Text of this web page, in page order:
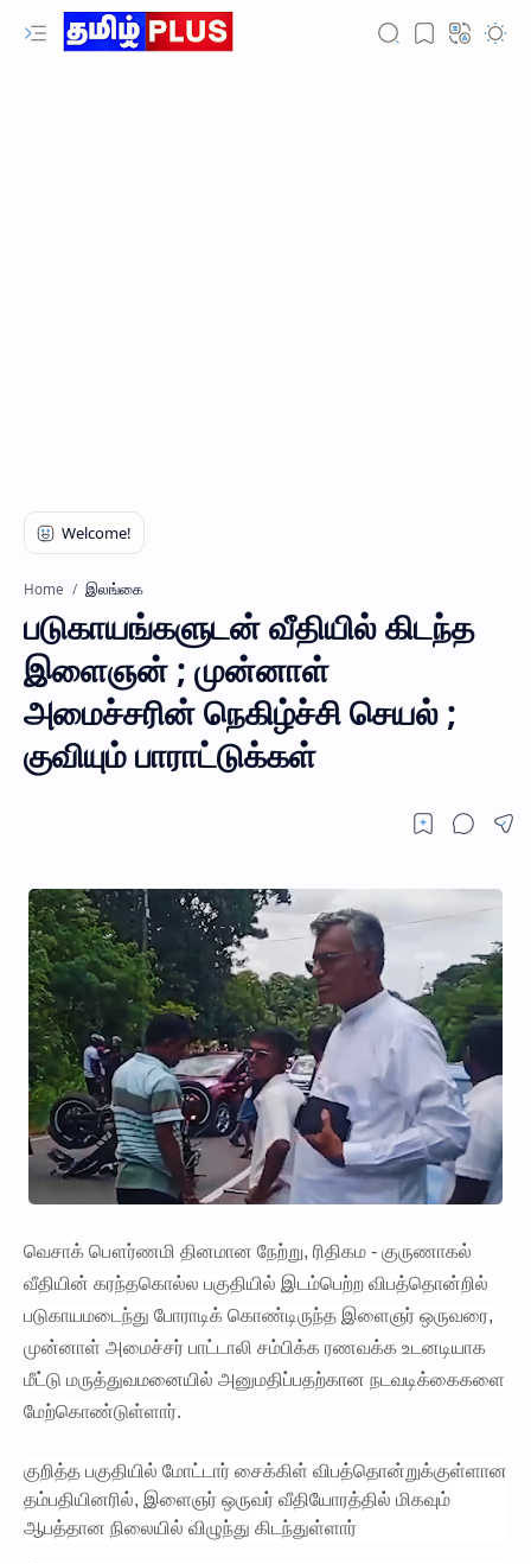
Home இலங்கை
படுகாயங்களுடன் வீதியில் கிடந்த
இளைஞன் ; முன்னாள்
அமைச்சரின் நெகிழ்ச்சி செயல் ;
குவியும் பாராட்டுக்கள்
வெசாக் பௌர்ணமி தினமான நேற்று, ரிதிகம - குருணாகல்
வீதியின் கரந்தகொல்ல பகுதியில் இடம்பெற்ற விபத்தொன்றில்
படுகாயமடைந்து போராடிக் கொண்டிருந்த இளைஞர் ஒருவரை,
முன்னாள் அமைச்சர் பாட்டாலி சம்பிக்க ரணவக்க உடனடியாக
மீட்டு மருத்துவமனையில் அனுமதிப்பதற்கான நடவடிக்கைகளை
மேற்கொண்டுள்ளார்.
குறித்த பகுதியில் மோட்டார் சைக்கிள் விபத்தொன்றுக்குள்ளான
தம்பதியினரில், இளைஞர் ஒருவர் வீதியோரத்தில் மிகவும்
ஆபத்தான நிலையில் விழுந்து கிடந்துள்ளார்